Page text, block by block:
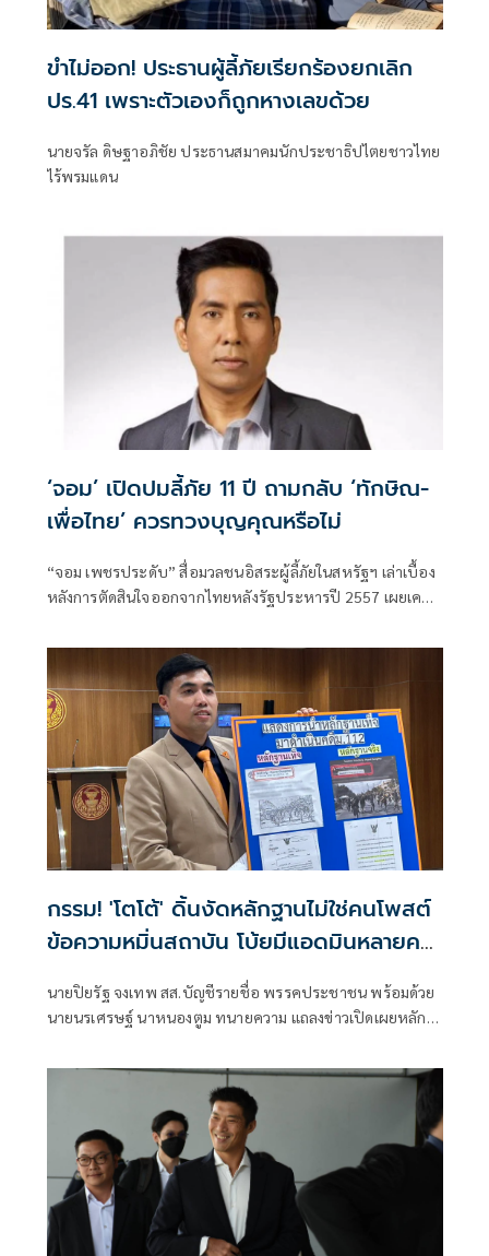
ขำไม่ออก! ประธานผู้ลี้ภัยเรียกร้องยกเลิก
ปร.41 เพราะตัวเองก็ถูกหางเลขด้วย
นายจรัล ดิษฐาอภิชัย ประธานสมาคมนักประชาธิปไตยชาวไทย
ไร้พรมแดน
‘จอม’ เปิดปมลี้ภัย 11 ปี ถามกลับ ‘ทักษิณ-
เพื่อไทย’ ควรทวงบุญคุณหรือไม่
“จอม เพชรประดับ” สื่อมวลชนอิสระผู้ลี้ภัยในสหรัฐฯ เล่าเบื้อง
หลังการตัดสินใจออกจากไทยหลังรัฐประหารปี 2557 เผยเคย
กรรม! 'โตโต้' ดิ้นงัดหลักฐานไม่ใช่คนโพสต์
ข้อความหมิ่นสถาบัน โบ้ยมีแอดมินหลายคน
นายปิยรัฐ จงเทพ สส.บัญชีรายชื่อ พรรคประชาชน พร้อมด้วย
นายนรเศรษฐ์ นาหนองตูม ทนายความ แถลงข่าวเปิดเผยหลัก
ว่า คดีนี้น่าจะจบไปด้วยดีที่ศาลชั้นต้น หลังจากมีการยกฟ้อง